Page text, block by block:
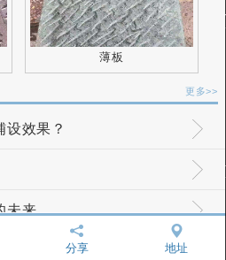
薄板
更多>>
设效果？
未来
分享 地址